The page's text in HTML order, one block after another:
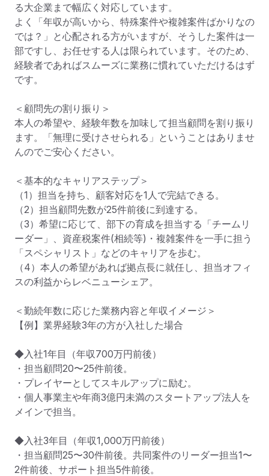
る大企業まで幅広く対応しています。
よく「年収が高いから、特殊案件や複雑案件ばかりなの
では？」と心配される方がいますが、そうした案件は一
部ですし、お任せする人は限られています。そのため、
経験者であればスムーズに業務に慣れていただけるはず
です。
＜顧問先の割り振り＞
本人の希望や、経験年数を加味して担当顧問を割り振り
ます。「無理に受けさせられる」ということはありませ
んのでご安心ください。
＜基本的なキャリアステップ＞
（1）担当を持ち、顧客対応を1人で完結できる。
（2）担当顧問先数が25件前後に到達する。
（3）希望に応じて、部下の育成を担当する「チームリ
ーダー」、資産税案件(相続等)・複雑案件を一手に担う
「スペシャリスト」などのキャリアを歩む。
（4）本人の希望があれば拠点長に就任し、担当オフィ
スの利益からレベニューシェア。
＜勤続年数に応じた業務内容と年収イメージ＞
【例】業界経験3年の方が入社した場合
◆入社1年目（年収700万円前後）
・担当顧問20〜25件前後。
・プレイヤーとしてスキルアップに励む。
・個人事業主や年商3億円未満のスタートアップ法人を
メインで担当。
◆入社3年目（年収1,000万円前後）
・担当顧問25〜30件前後。共同案件のリーダー担当1〜
2件前後、サポート担当5件前後。